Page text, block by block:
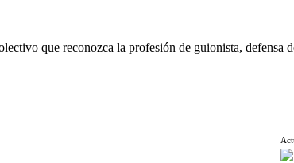
que reconozca la profesión de guionista, defensa